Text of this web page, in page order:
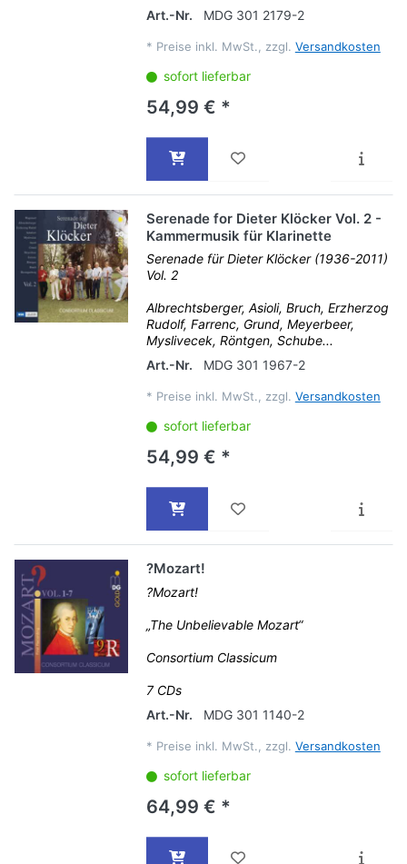
Art.-Nr.
MDG 301 2179-2
* Preise inkl. MwSt., zzgl. Versandkosten
sofort lieferbar
54,99 € *
Serenade for Dieter Klöcker Vol. 2 -
Kammermusik für Klarinette
Serenade für Dieter Klöcker (1936-2011)
Vol. 2
Albrechtsberger, Asioli, Bruch, Erzherzog
Rudolf, Farrenc, Grund, Meyerbeer,
Myslivecek, Röntgen, Schube...
Art.-Nr.
MDG 301 1967-2
* Preise inkl. MwSt., zzgl. Versandkosten
sofort lieferbar
54,99 € *
?Mozart!
?Mozart!
„The Unbelievable Mozart“
Consortium Classicum
7 CDs
Art.-Nr.
MDG 301 1140-2
* Preise inkl. MwSt., zzgl. Versandkosten
sofort lieferbar
64,99 € *